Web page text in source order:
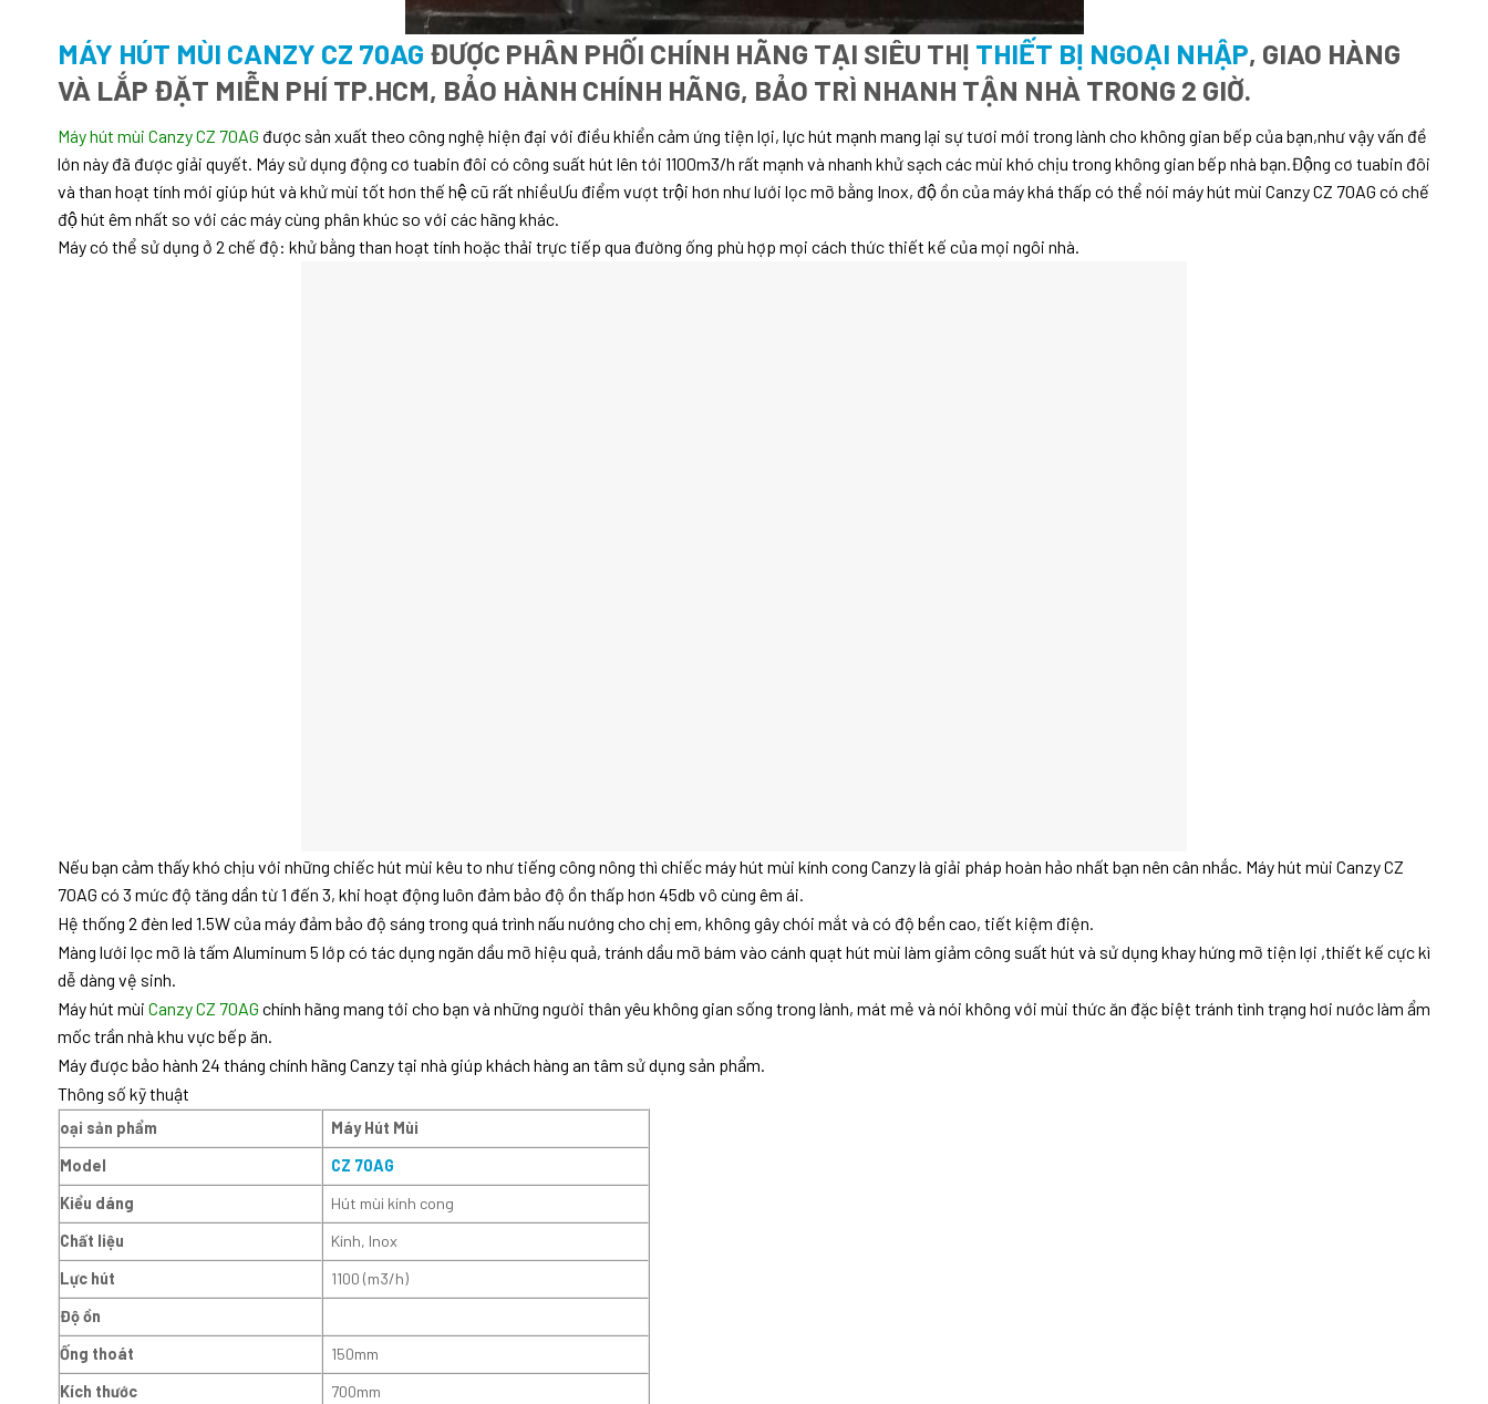
MÁY HÚT MÙI CANZY CZ 70AG ĐƯỢC PHÂN PHỐI CHÍNH HÃNG TẠI SIÊU THỊ THIẾT BỊ NGOẠI NHẬP, GIAO HÀNG
VÀ LẮP ĐẶT MIỄN PHÍ TP.HCM, BẢO HÀNH CHÍNH HÃNG, BẢO TRÌ NHANH TẬN NHÀ TRONG 2 GIỜ.
Máy hút mùi Canzy CZ 70AG được sản xuất theo công nghệ hiện đại với điều khiển cảm ứng tiện lợi, lực hút mạnh mang lại sự tươi mới trong lành cho không gian bếp của bạn,như vậy vấn đề
lớn này đã được giải quyết. Máy sử dụng động cơ tuabin đôi có công suất hút lên tới 1100m3/h rất mạnh và nhanh khử sạch các mùi khó chịu trong không gian bếp nhà bạn.Động cơ tuabin đôi
và than hoạt tính mới giúp hút và khử mùi tốt hơn thế hệ cũ rất nhiềuƯu điểm vượt trội hơn như lưới lọc mỡ bằng Inox, độ ồn của máy khá thấp có thể nói máy hút mùi Canzy CZ 70AG có chế
độ hút êm nhất so với các máy cùng phân khúc so với các hãng khác.
Máy có thể sử dụng ở 2 chế độ: khử bằng than hoạt tính hoặc thải trực tiếp qua đường ống phù hợp mọi cách thức thiết kế của mọi ngôi nhà.
Nếu bạn cảm thấy khó chịu với những chiếc hút mùi kêu to như tiếng công nông thì chiếc máy hút mùi kính cong Canzy là giải pháp hoàn hảo nhất bạn nên cân nhắc. Máy hút mùi Canzy CZ
70AG có 3 mức độ tăng dần từ 1 đến 3, khi hoạt động luôn đảm bảo độ ồn thấp hơn 45db vô cùng êm ái.
Hệ thống 2 đèn led 1.5W của máy đảm bảo độ sáng trong quá trình nấu nướng cho chị em, không gây chói mắt và có độ bền cao, tiết kiệm điện.
Màng lưới lọc mỡ là tấm Aluminum 5 lớp có tác dụng ngăn dầu mỡ hiệu quả, tránh dầu mỡ bám vào cánh quạt hút mùi làm giảm công suất hút và sử dụng khay hứng mỡ tiện lợi ,thiết kế cực kì
dễ dàng vệ sinh.
Máy hút mùi Canzy CZ 70AG chính hãng mang tới cho bạn và những người thân yêu không gian sống trong lành, mát mẻ và nói không với mùi thức ăn đặc biệt tránh tình trạng hơi nước làm ẩm
mốc trần nhà khu vực bếp ăn.
Máy được bảo hành 24 tháng chính hãng Canzy tại nhà giúp khách hàng an tâm sử dụng sản phẩm.
Thông số kỹ thuật
oại sản phẩm
Máy Hút Mùi
Model
CZ 70AG
Kiểu dáng
Hút mùi kính cong
Chất liệu
Kính, Inox
Lực hút
1100 (m3/h)
Độ ồn
Ống thoát
150mm
Kích thước
700mm